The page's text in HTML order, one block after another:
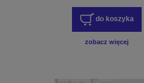
do koszyka
zobacz więcej